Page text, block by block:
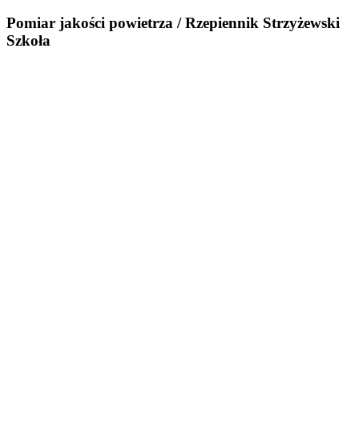
Pomiar jakości powietrza / Rzepiennik Strzyżewski
Szkoła